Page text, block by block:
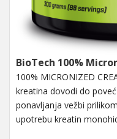
BioTech 100%
100% MICRONIZED
kreatina dovodi do
ponavljanja vežbi
upotrebu kreatin